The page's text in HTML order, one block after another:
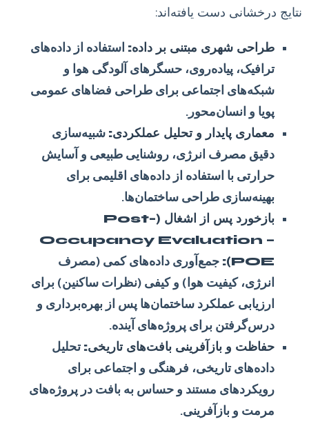
نتایج درخشانی دست یافته‌اند:
طراحی شهری مبتنی بر داده: استفاده از داده‌های
ترافیک، پیاده‌روی، حسگرهای آلودگی هوا و
شبکه‌های اجتماعی برای طراحی فضاهای عمومی
پویا و انسان‌محور.
معماری پایدار و تحلیل عملکردی: شبیه‌سازی
دقیق مصرف انرژی، روشنایی طبیعی و آسایش
حرارتی با استفاده از داده‌های اقلیمی برای
بهینه‌سازی طراحی ساختمان‌ها.
بازخورد پس از اشغال (Post-
Occupancy Evaluation –
POE):
جمع‌آوری داده‌های کمی (مصرف
انرژی، کیفیت هوا) و کیفی (نظرات ساکنین) برای
ارزیابی عملکرد ساختمان‌ها پس از بهره‌برداری و
درس‌گرفتن برای پروژه‌های آینده.
حفاظت و بازآفرینی بافت‌های تاریخی: تحلیل
داده‌های تاریخی، فرهنگی و اجتماعی برای
رویکردهای مستند و حساس به بافت در پروژه‌های
مرمت و بازآفرینی.